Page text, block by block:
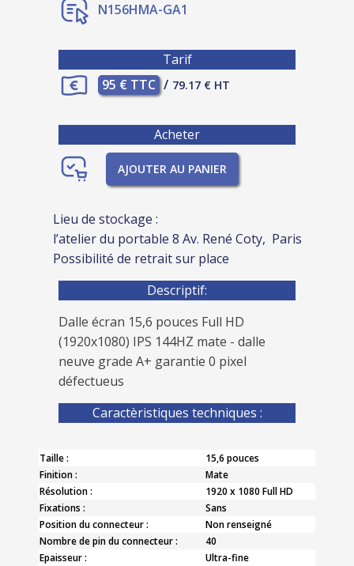
N156HMA-GA1
Tarif
95 € TTC / 79.17 € HT
Acheter
AJOUTER AU PANIER
Lieu de stockage :
l’atelier du portable 8 Av. René Coty, Paris
Possibilité de retrait sur place
Descriptif:
Dalle écran 15,6 pouces Full HD
(1920x1080) IPS 144HZ mate - dalle
neuve grade A+ garantie 0 pixel
défectueus
Caractèristiques techniques :
Taille :
15,6 pouces
Finition :
Mate
Résolution :
1920 x 1080 Full HD
Fixations :
Sans
Position du connecteur :
Non renseigné
Nombre de pin du connecteur :
40
Epaisseur :
Ultra-fine